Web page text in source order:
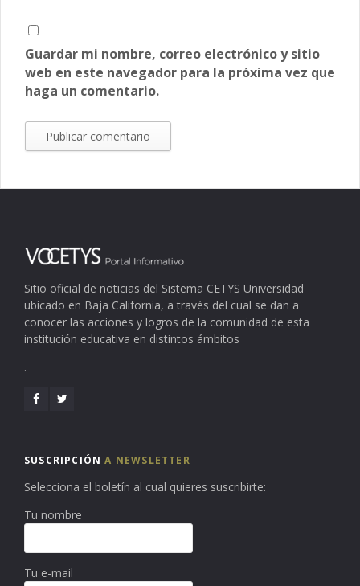
Guardar mi nombre, correo electrónico y sitio
web en este navegador para la próxima vez que
haga un comentario.
Sitio oficial de noticias del Sistema CETYS Universidad
ubicado en Baja California, a través del cual se dan a
conocer las acciones y logros de la comunidad de esta
institución educativa en distintos ámbitos
.
SUSCRIPCIÓNA NEWSLETTER
Selecciona el boletín al cual quieres suscribirte:
Tu nombre
Tu e-mail